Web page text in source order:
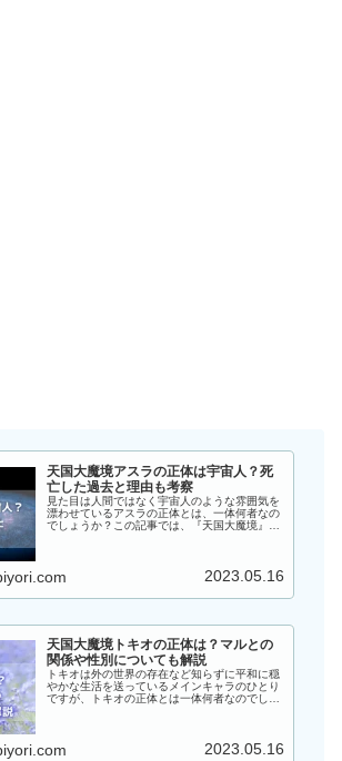
天国大魔境アスラの正体は宇宙人？死
亡した過去と理由も考察
見た目は人間ではなく宇宙人のような雰囲気を
漂わせているアスラの正体とは、一体何者なの
でしょうか？この記事では、『天国大魔境』の
2023.05.16
天国大魔境トキオの正体は？マルとの
関係や性別についても解説
トキオは外の世界の存在など知らずに平和に穏
やかな生活を送っているメインキャラのひとり
ですが、トキオの正体とは一体何者なのでしょ
2023.05.16